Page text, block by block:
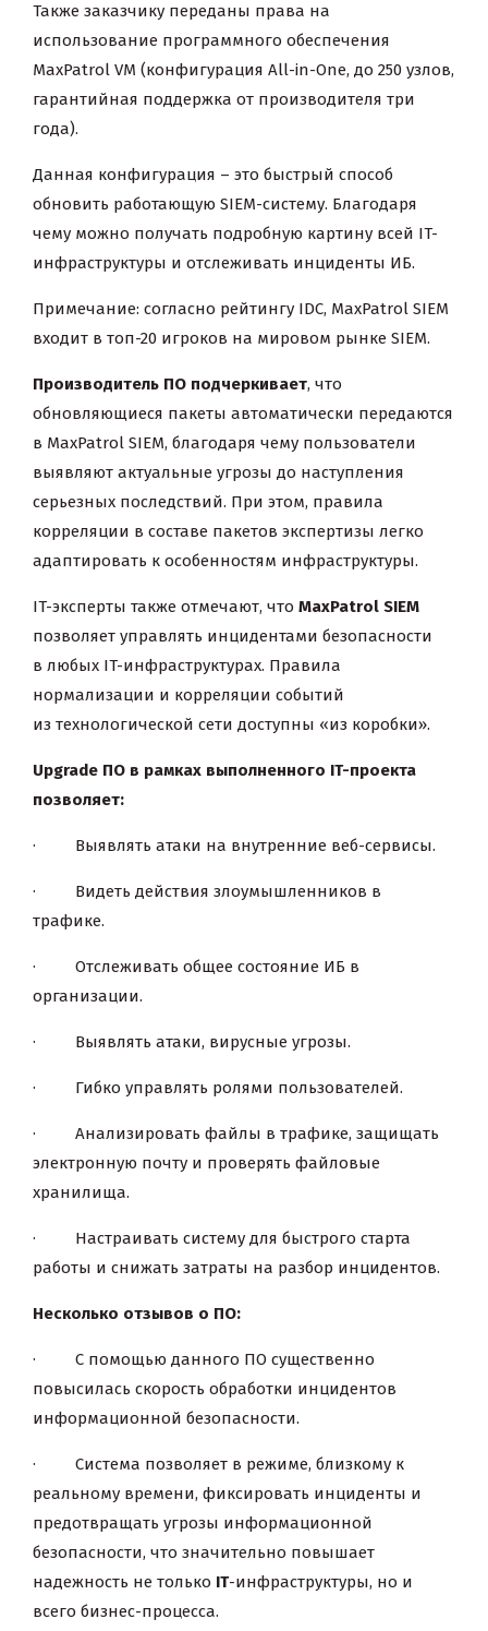
Также заказчику переданы права на
использование программного обеспечения
MaxPatrol VM (конфигурация All-in-One, до 250 узлов,
гарантийная поддержка от производителя три
года).
Данная конфигурация – это быстрый способ
обновить работающую SIEM-систему. Благодаря
чему можно получать подробную картину всей IT-
инфраструктуры и отслеживать инциденты ИБ.
Примечание: согласно рейтингу IDC, MaxPatrol SIEM
входит в топ-20 игроков на мировом рынке SIEM.
Производитель ПО подчеркивает, что
обновляющиеся пакеты автоматически передаются
в MaxPatrol SIEM, благодаря чему пользователи
выявляют актуальные угрозы до наступления
серьезных последствий. При этом, правила
корреляции в составе пакетов экспертизы легко
адаптировать к особенностям инфраструктуры.
IT-эксперты также отмечают, что MaxPatrol SIEM
позволяет управлять инцидентами безопасности
в любых IT-инфраструктурах. Правила
нормализации и корреляции событий
из технологической сети доступны «из коробки».
Upgrade ПО в рамках выполненного IT-проекта
позволяет:
· Выявлять атаки на внутренние веб-сервисы.
· Видеть действия злоумышленников в
трафике.
· Отслеживать общее состояние ИБ в
организации.
· Выявлять атаки, вирусные угрозы.
· Гибко управлять ролями пользователей.
· Анализировать файлы в трафике, защищать
электронную почту и проверять файловые
хранилища.
· Настраивать систему для быстрого старта
работы и снижать затраты на разбор инцидентов.
Несколько отзывов о ПО:
· С помощью данного ПО существенно
повысилась скорость обработки инцидентов
информационной безопасности.
· Система позволяет в режиме, близкому к
реальному времени, фиксировать инциденты и
предотвращать угрозы информационной
безопасности, что значительно повышает
надежность не только IT-инфраструктуры, но и
всего бизнес-процесса.